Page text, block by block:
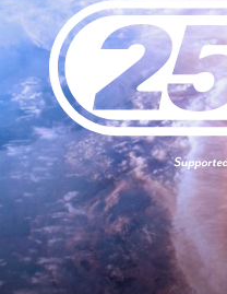
タイムテーブル